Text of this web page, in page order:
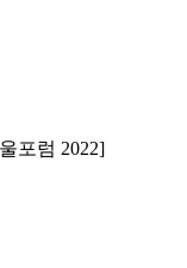
포럼 2022]